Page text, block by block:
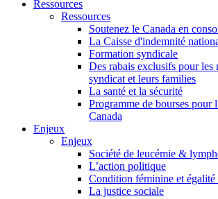
Ressources
Ressources
Soutenez le Canada en
La Caisse d'indemnité
Formation syndicale
Des rabais exclusifs pour les
syndicat et leurs families
La santé et la sécurité
Programme de bourses pour
Canada
Enjeux
Enjeux
Société de leucémie &
L’action politique
Condition féminine et égalité
La justice sociale